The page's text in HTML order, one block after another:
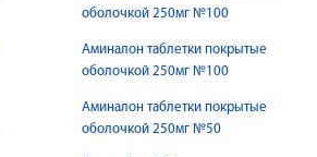
оболочкой 250мг №100
Аминалон таблетки покрытые
оболочкой 250мг №100
Аминалон таблетки покрытые
оболочкой 250мг №50